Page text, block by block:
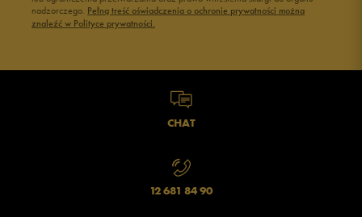
nadzorczego. Pełną treść oświadczenia o ochronie prywatności można
znaleźć w Polityce prywatności.
CHAT
12 681 84 90